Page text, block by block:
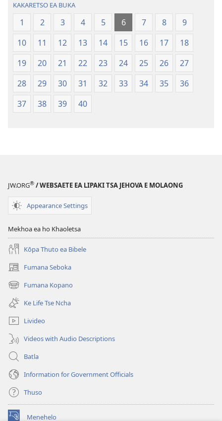
Lefatše
le
Lecha
(Phetolelo ea
2013)
Lefatše
le
Lecha
(Phetolelo ea
2013)
KAKARETSO EA BUKA
1 2 3 4 5 6 7 8
9
10
11 12 13 14 15 16 17
18
19
20 21 22 23 24 25 26
27
28
29 30 31 32 33 34 35
36
37
38 39 40
JW.ORG® / WEBSAETE EA LIPAKI TSA JEHOVA E MOLAONG
Appearance Settings
Mekhoa ea ho Khaoletsa
Kōpa Thuto ea Bibele
Fumana Seboka
(opens
new
window)
Fumana Kopano
(opens
new
window)
Ke Life Tse Ncha
Livideo
Videos with Audio Descriptions
Batla
Information for Government Officials
Thuso
Menehelo